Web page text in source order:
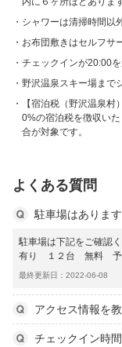
シャワーは清掃時間以
お布団敷きはセルフサ
チェックインが20:00
野沢温泉スキー場まで
【宿泊税（野沢温泉
0%の宿泊税を徴収い
合が対象です。
よくある質問
駐車場はありま
駐車場は下記をご確認く
有り １２台 無料 予
最終更新日：2022-06-08
アクセス情報を
チェックイン時